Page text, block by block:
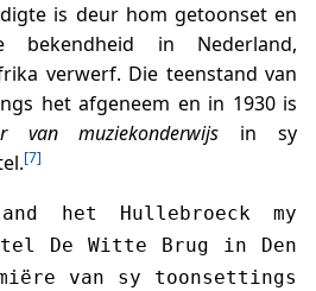
is deur hom getoonset en
bekendheid in Nederland,
verwerf. Die teenstand van
het afgeneem en in 1930 is
van muziekonderwijs in sy
[7]
het Hullebroeck my
De Witte Brug in Den
van sy toonsettings